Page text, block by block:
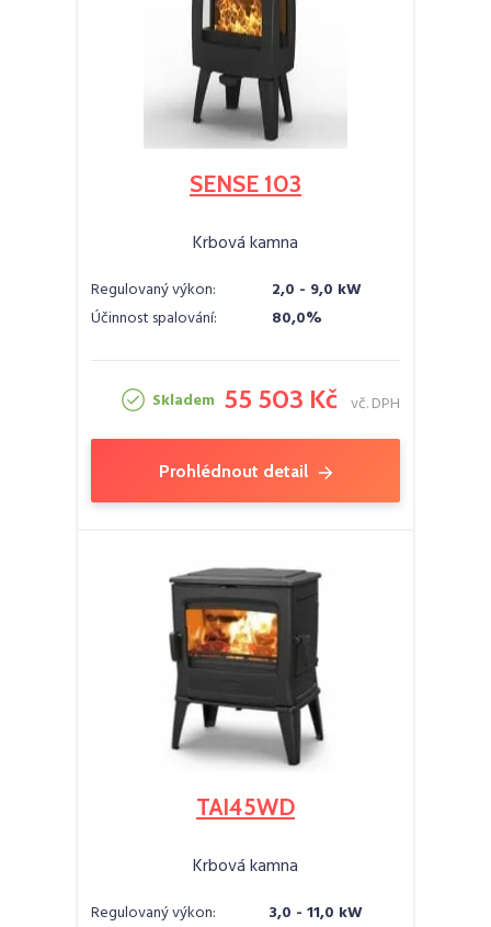
SENSE 103
Krbová kamna
Regulovaný výkon:
2,0 - 9,0 kW
Účinnost spalování:
80,0%
Skladem 55 503 Kč vč. DPH
Prohlédnout detail
TAI45WD
Krbová kamna
Regulovaný výkon:
3,0 - 11,0 kW